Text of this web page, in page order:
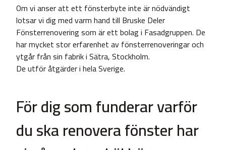
Om vi anser att ett fönsterbyte inte är nödvändigt
lotsar vi dig med varm hand till Bruske Deler
Fönsterrenovering som är ett bolag i Fasadgruppen. De
har mycket stor erfarenhet av fönsterrenoveringar och
ytgår från sin fabrik i Sätra, Stockholm.
De utför åtgärder i hela Sverige.
För dig som funderar varför
du ska renovera fönster har